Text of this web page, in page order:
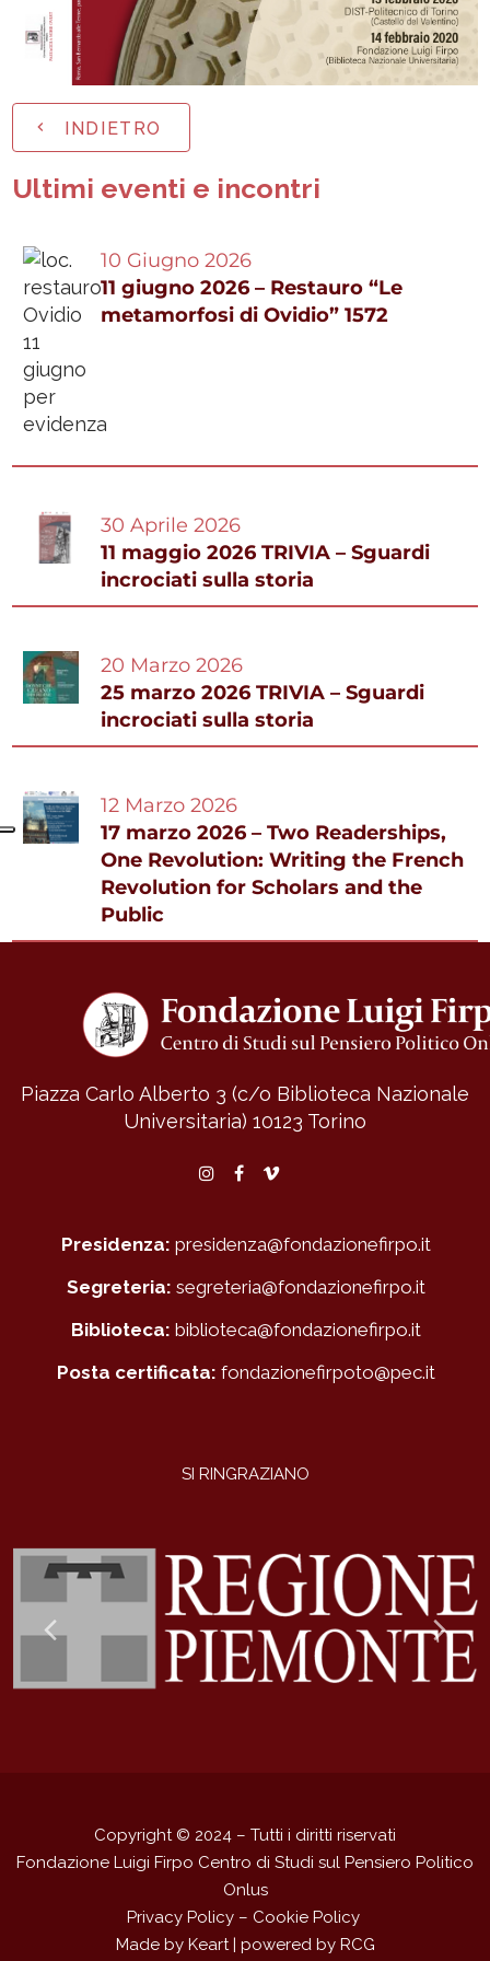
INDIETRO
Ultimi eventi e incontri
10 Giugno 2026
11 giugno 2026 – Restauro “Le
metamorfosi di Ovidio” 1572
30 Aprile 2026
11 maggio 2026 TRIVIA – Sguardi
incrociati sulla storia
20 Marzo 2026
25 marzo 2026 TRIVIA – Sguardi
incrociati sulla storia
12 Marzo 2026
17 marzo 2026 – Two Readerships,
One Revolution: Writing the French
Revolution for Scholars and the
Public
Piazza Carlo Alberto 3 (c/o Biblioteca Nazionale
Universitaria) 10123 Torino
Instagram
Facebook
Vimeo
Presidenza: presidenza@fondazionefirpo.it
Segreteria: segreteria@fondazionefirpo.it
Biblioteca: biblioteca@fondazionefirpo.it
Posta certificata: fondazionefirpoto@pec.it
SI RINGRAZIANO
Previous
Slide
Copyright © 2024 – Tutti i diritti riservati
Fondazione Luigi Firpo Centro di Studi sul Pensiero Politico
Onlus
Privacy Policy– Cookie Policy
Made by Keart| powered by RCG